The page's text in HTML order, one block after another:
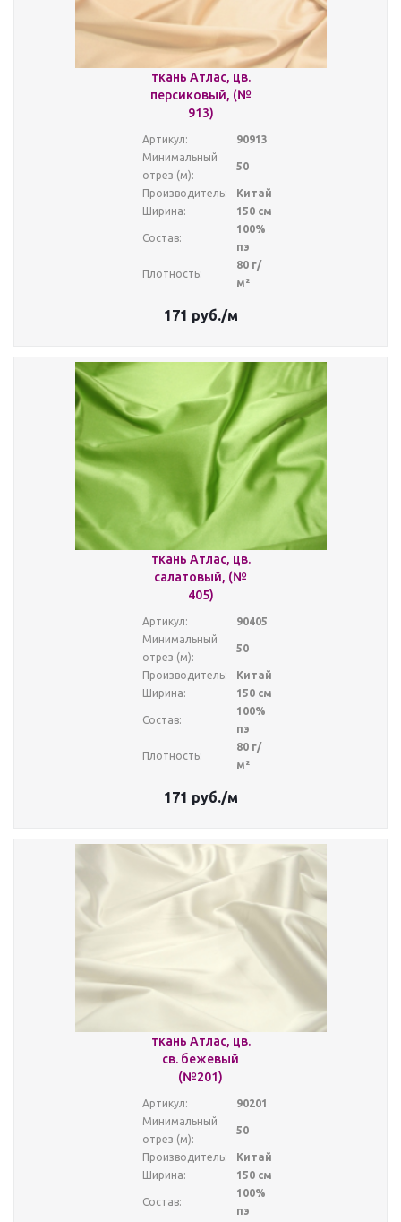
ткань Атлас, цв.
персиковый, (№
913)
Артикул:
90913
Минимальный
отрез (м):
50
Производитель:
Китай
Ширина:
150 см
Состав:
100%
пэ
Плотность:
80 г/
м²
171 руб./м
ткань Атлас, цв.
салатовый, (№
405)
Артикул:
90405
Минимальный
отрез (м):
50
Производитель:
Китай
Ширина:
150 см
Состав:
100%
пэ
Плотность:
80 г/
м²
171 руб./м
ткань Атлас, цв.
св. бежевый
(№201)
Артикул:
90201
Минимальный
отрез (м):
50
Производитель:
Китай
Ширина:
150 см
Состав:
100%
пэ